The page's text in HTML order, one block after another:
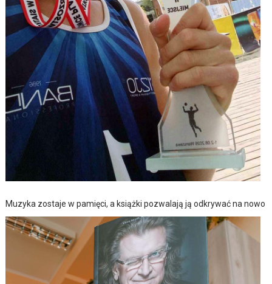
Muzyka zostaje w pamięci, a książki pozwalają ją odkrywać na nowo